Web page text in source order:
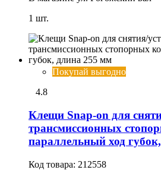
1 шт.
Покупай выгодно
4.8
Клещи Snap-on для
трансмиссионных
параллельный ход
Код товара: 212558